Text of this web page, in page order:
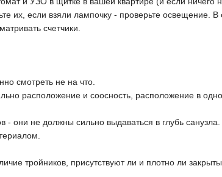
их, если взяли лампочку - проверьте освещение.
счетчики.
смотреть не на что.
расположение и соосность, расположение в
- они не должны сильно выдаваться в глубь санузла.
тройников, присутствуют ли и плотно ли